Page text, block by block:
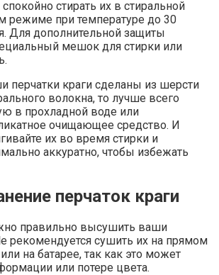
стирать их в стиральной
при температуре до 30
Для дополнительной защиты
мешок для стирки или
перчатки краги сделаны из шерсти
волокна, то лучше всего
в прохладной воде или
очищающее средство. И
их во время стирки и
аккуратно, чтобы избежать
перчаток краги
правильно высушить ваши
рекомендуется сушить их на прямом
на батарее, так как это может
или потере цвета.